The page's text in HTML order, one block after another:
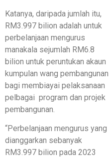
Katanya, daripada jumlah itu,
RM3.997 bilion adalah untuk
perbelanjaan mengurus
manakala sejumlah RM6.8
bilion untuk peruntukan akaun
kumpulan wang pembangunan
bagi membiayai pelaksanaan
pelbagai program dan projek
pembangunan.
“Perbelanjaan mengurus yang
dianggarkan sebanyak
RM3.997 bilion pada 2023